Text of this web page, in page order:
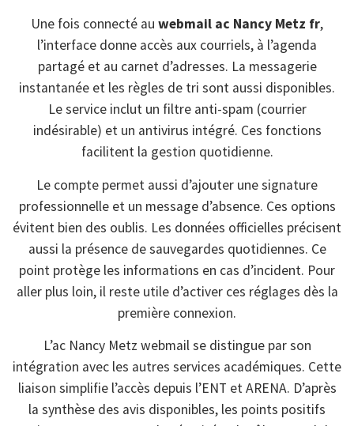
Une fois connecté au webmail ac Nancy Metz fr,
l’interface donne accès aux courriels, à l’agenda
partagé et au carnet d’adresses. La messagerie
instantanée et les règles de tri sont aussi disponibles.
Le service inclut un filtre anti-spam (courrier
indésirable) et un antivirus intégré. Ces fonctions
facilitent la gestion quotidienne.
Le compte permet aussi d’ajouter une signature
professionnelle et un message d’absence. Ces options
évitent bien des oublis. Les données officielles précisent
aussi la présence de sauvegardes quotidiennes. Ce
point protège les informations en cas d’incident. Pour
aller plus loin, il reste utile d’activer ces réglages dès la
première connexion.
L’ac Nancy Metz webmail se distingue par son
intégration avec les autres services académiques. Cette
liaison simplifie l’accès depuis l’ENT et ARENA. D’après
la synthèse des avis disponibles, les points positifs